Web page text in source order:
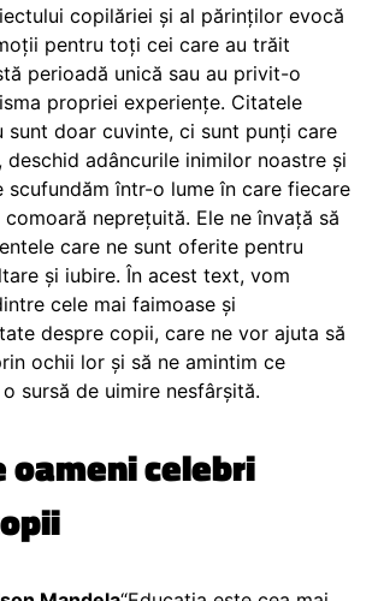
copilăriei și al părinților evocă
pentru toți cei care au trăit
perioadă unică sau au privit-o
propriei experiențe. Citatele
sunt doar cuvinte, ci sunt punți care
deschid adâncurile inimilor noastre și
scufundăm într-o lume în care fiecare
neprețuită. Ele ne învață să
care ne sunt oferite pentru
și iubire. În acest text, vom
cele mai faimoase și
despre copii, care ne vor ajuta să
ochii lor și să ne amintim ce
sursă de uimire nesfârșită.
oameni celebri